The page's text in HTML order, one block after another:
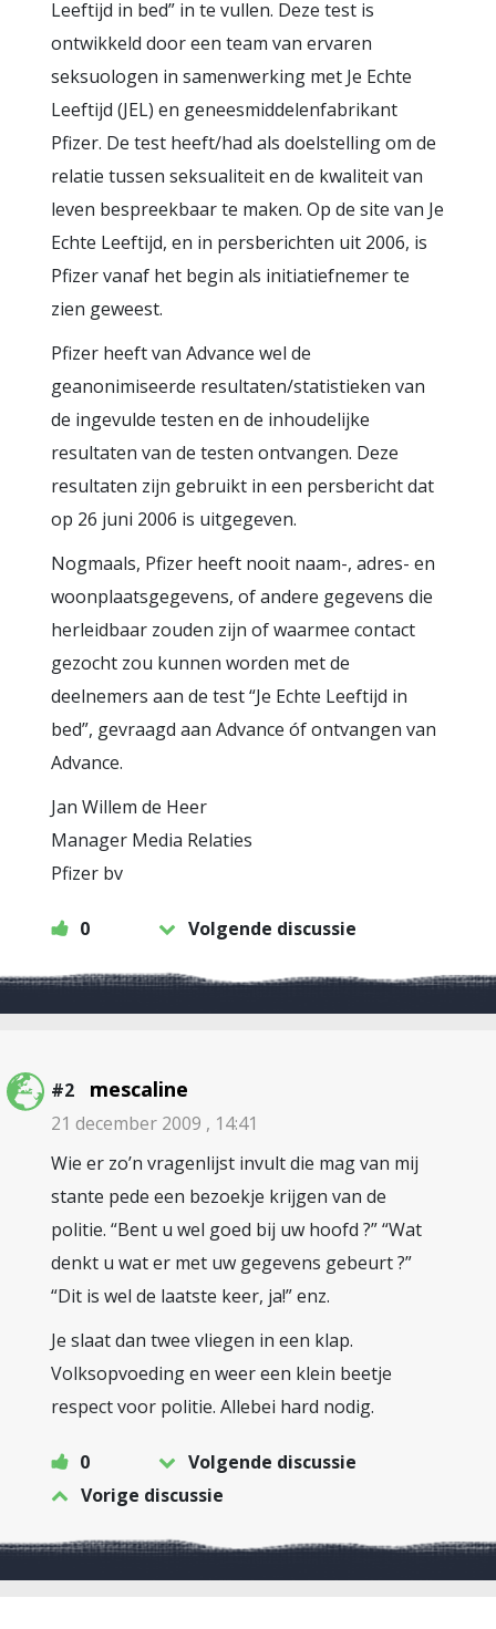
Leeftijd in bed” in te vullen. Deze test is
ontwikkeld door een team van ervaren
seksuologen in samenwerking met Je Echte
Leeftijd (JEL) en geneesmiddelenfabrikant
Pfizer. De test heeft/had als doelstelling om de
relatie tussen seksualiteit en de kwaliteit van
leven bespreekbaar te maken. Op de site van Je
Echte Leeftijd, en in persberichten uit 2006, is
Pfizer vanaf het begin als initiatiefnemer te
zien geweest.
Pfizer heeft van Advance wel de
geanonimiseerde resultaten/statistieken van
de ingevulde testen en de inhoudelijke
resultaten van de testen ontvangen. Deze
resultaten zijn gebruikt in een persbericht dat
op 26 juni 2006 is uitgegeven.
Nogmaals, Pfizer heeft nooit naam-, adres- en
woonplaatsgegevens, of andere gegevens die
herleidbaar zouden zijn of waarmee contact
gezocht zou kunnen worden met de
deelnemers aan de test “Je Echte Leeftijd in
bed”, gevraagd aan Advance óf ontvangen van
Advance.
Jan Willem de Heer
Manager Media Relaties
Pfizer bv
0 Volgende discussie
#2 mescaline
21 december 2009 , 14:41
Wie er zo’n vragenlijst invult die mag van mij
stante pede een bezoekje krijgen van de
politie. “Bent u wel goed bij uw hoofd ?” “Wat
denkt u wat er met uw gegevens gebeurt ?”
“Dit is wel de laatste keer, ja!” enz.
Je slaat dan twee vliegen in een klap.
Volksopvoeding en weer een klein beetje
respect voor politie. Allebei hard nodig.
0
Volgende discussie
Vorige discussie